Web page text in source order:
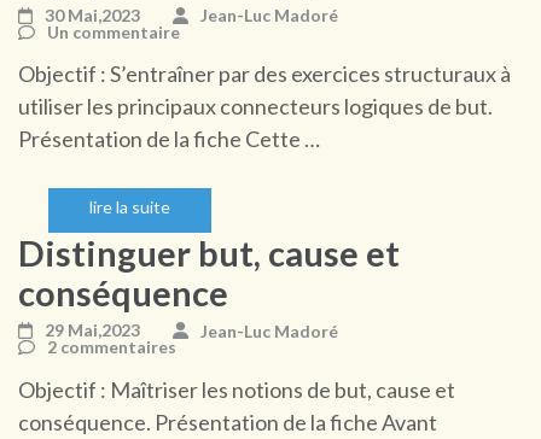
30 Mai,2023
Jean-Luc Madoré
Un commentaire
Objectif : S’entraîner par des exercices structuraux à
utiliser les principaux connecteurs logiques de but.
Présentation de la fiche Cette …
lire la suite
Distinguer but, cause et
conséquence
29 Mai,2023
Jean-Luc Madoré
2 commentaires
Objectif : Maîtriser les notions de but, cause et
conséquence. Présentation de la fiche Avant